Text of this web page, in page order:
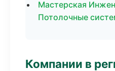
Мастерская
Потолочные
Компании в